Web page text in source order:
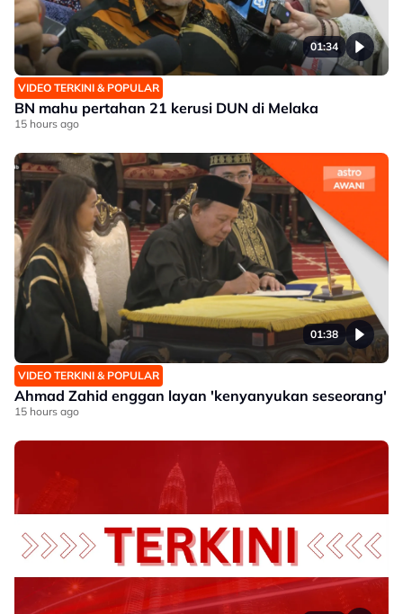
01:34
VIDEO TERKINI & POPULAR
BN mahu pertahan 21 kerusi DUN di Melaka
15 hours ago
01:38
VIDEO TERKINI & POPULAR
Ahmad Zahid enggan layan 'kenyanyukan seseorang'
15 hours ago